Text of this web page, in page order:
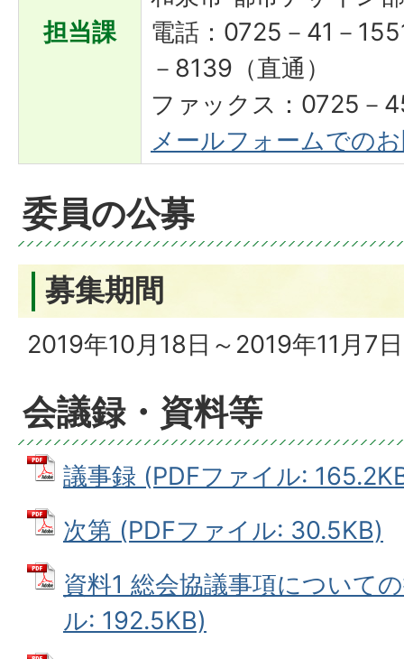
担当課
電話：0725－41－
－8139（直通）
ファックス：0725－
メールフォームでの
委員の公募
募集期間
2019年10月18日～2019年11月7
会議録・資料等
議事録 (PDFファイル:
次第 (PDFファイル: 30.5KB)
資料1 総会協議事項について
ル: 192.5KB)